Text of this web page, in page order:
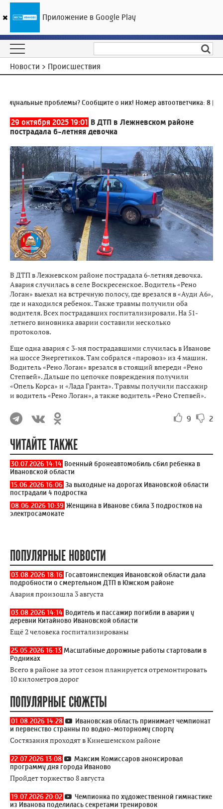
ГТРК «Ивтелерадио»
Новости > Происшествия
проблемы? Сообщите о них! Номер автоответчика:8
29 октября 2025 19:01 В ДТП в Лежневском районе
пострадала 6-летняя девочка
В ДТП в Лежневском районе пострадала 6-летняя девочка.
Авария случилась в селе Воскресенское. Водитель «Рено
Логан» выехал на встречную полосу, где врезался в «Ауди А6»,
где и находился ребенок. Также травмы получили оба
водителя. Всех пострадавших госпитализировали. На 51-
летнего виновника аварии составили несколько
протоколов.
Еще одна авария с 3-мя пострадавшими случилась в Иванове
на шоссе Энергетиков. Там собрался «паровоз» из 4 машин.
Водитель «Рено Логан» врезался в стоящий впереди «Рено
Степвей». Дальше по цепочке повреждения получили
«Опель Корса» и «Лада Гранта». Травмы получили пассажир
и водитель «Рено Логан», а также водитель «Рено Степвей».
9 2
ЧИТАЙТЕ ТАКЖЕ
30.07.2026 14:14 Военный бронеавтомобиль сбил ребенка в
Ивановской области
15.06.2026 16:06 За выходные на дорогах Ивановской области
пострадали 4 подростка
08.06.2026 10:39 Женщина в Иванове сбила 3 подростков на
электросамокате
ПОПУЛЯРНЫЕ НОВОСТИ
03.08.2026 18:16 Госавтоинспекция Ивановской области дала
подробности о смертельном ДТП в Южском районе
Авария произошла 3 августа
03.08.2026 14:14 Водитель и пассажир погибли в аварии у
деревни Китайново Ивановской области
Ещё 2 человека госпитализированы
25.05.2026 16:13 Масштабные дорожные работы стартовали в
Родниках
Всего в районе за этот сезон планируется отремонтировать
10 километров дорог
ПОПУЛЯРНЫЕ СЮЖЕТЫ
01.08.2026 14:28
Ивановская область принимает чемпионат
и первенство странны по водно-моторному спорту
Состязания проходят в Кинешемском районе
22.07.2026 13:08
Максим Комиссаров анонсировал
программу дня города Иваново
Пройдет торжество 8 августа
19.07.2026 20:02
Чемпионка по художественной гимнастике
из Иванова поделилась секретами тренировок
Приложение в Google Play